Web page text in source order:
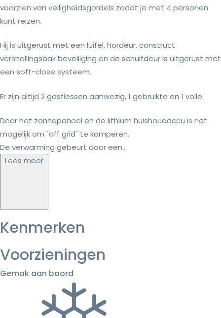
voorzien van veiligheidsgordels zodat je met 4 personen
kunt reizen.
Hij is uitgerust met een luifel, hordeur, construct
versnellingsbak beveiliging en de schuifdeur is uitgerust met
een soft-close systeem.
Er zijn altijd 2 gasflessen aanwezig, 1 gebruikte en 1 volle.
Door het zonnepaneel en de lithium huishoudaccu is het
mogelijk om "off grid" te kamperen.
De verwarming gebeurt door een...
Lees meer
Kenmerken
Voorzieningen
Gemak aan boord